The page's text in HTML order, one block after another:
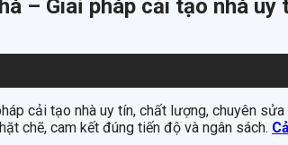
– Giaỉ pháp cải tạo nhà
cải tạo nhà uy tín, chất lượng, chuyên
chẽ, cam kết đúng tiến độ và ngân sách.